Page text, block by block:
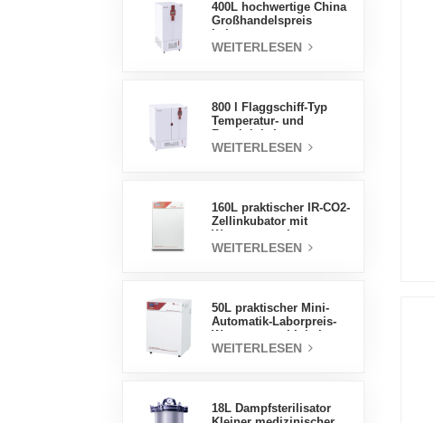
400L hochwertige China
Großhandelspreis
Luftfeuchtigkeit stabile
WEITERLESEN
800 l Flaggschiff-Typ
Temperatur- und
Inkubatorkammer,
WEITERLESEN
160L praktischer IR-CO2-
Zellinkubator mit
professionelle Fabrik-
WEITERLESEN
50L praktischer Mini-
Automatik-Laborpreis-
WEITERLESEN
18L Dampfsterilisator